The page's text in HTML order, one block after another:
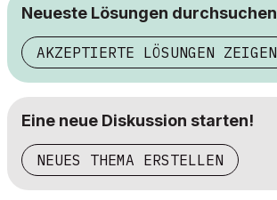
Neueste Lösungen durchsuchen
AKZEPTIERTE LÖSUNGEN ZEIGEN
Eine neue Diskussion starten!
NEUES THEMA ERSTELLEN